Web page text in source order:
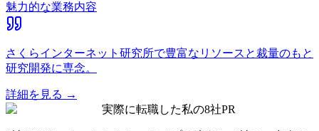
魅力的な業務内容
さくらインターネット研究所で豊富なリソースと裁量のもと
研究開発に専念。
詳細を見る →
実際に転職した私の8社PR